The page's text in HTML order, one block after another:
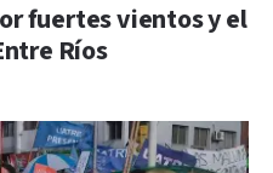
fuertes vientos y el
Ríos